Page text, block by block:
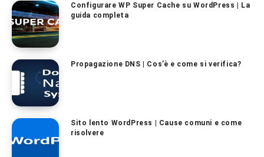
Configurare WP Super Cache su WordPress | La
guida completa
Propagazione DNS | Cos’è e come si verifica?
Sito lento WordPress | Cause comuni e come
risolvere